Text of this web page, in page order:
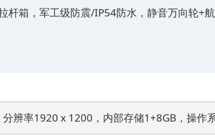
箱，军工级防震/IP54防水，静音万向轮+
辨率1920 x 1200，内部存储1+8GB，操作